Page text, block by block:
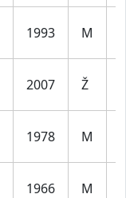
1993 M
2007 Ž
1978 M
1966 M